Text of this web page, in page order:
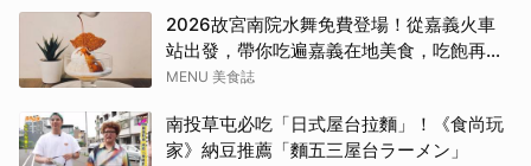
2026故宮南院水舞免費登場！從嘉義火車
站出發，帶你吃遍嘉義在地美食，吃飽再去
看夜間展演，這周末就這樣安排吧！
MENU 美食誌
南投草屯必吃「日式屋台拉麵」！《食尚玩
家》納豆推薦「麵五三屋台ラーメン」